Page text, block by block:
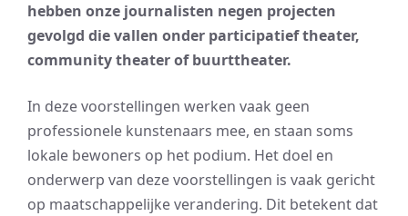
hebben onze journalisten negen projecten
gevolgd die vallen onder participatief theater,
community theater of buurttheater.
In deze voorstellingen werken vaak geen
professionele kunstenaars mee, en staan soms
lokale bewoners op het podium. Het doel en
onderwerp van deze voorstellingen is vaak gericht
op maatschappelijke verandering. Dit betekent dat